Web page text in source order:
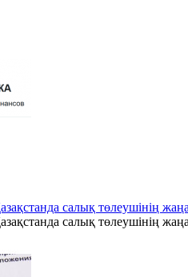
салық төлеушінің
салық төлеушінің